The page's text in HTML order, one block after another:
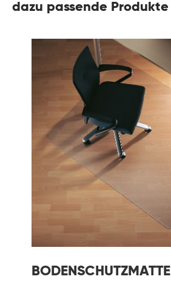
dazu passende Produkte
BODENSCHUTZMATTE